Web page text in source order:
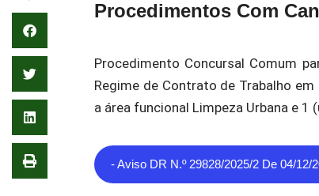
Procedimentos Com
Procedimento Concursal Comum
Regime de Contrato de Trabalho
a área funcional Limpeza Urbana e 1
- Aviso DR N.º 29828/2025/2 De 04/12/